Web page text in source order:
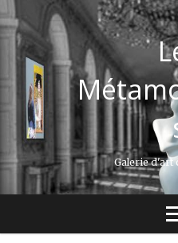
Galerie d'art